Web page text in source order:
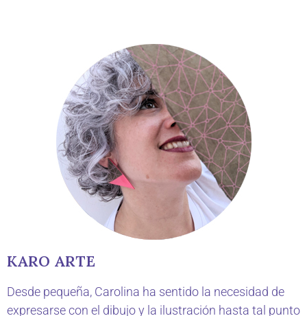
KARO ARTE
Desde pequeña, Carolina ha sentido la necesidad de
expresarse con el dibujo y la ilustración hasta tal punto